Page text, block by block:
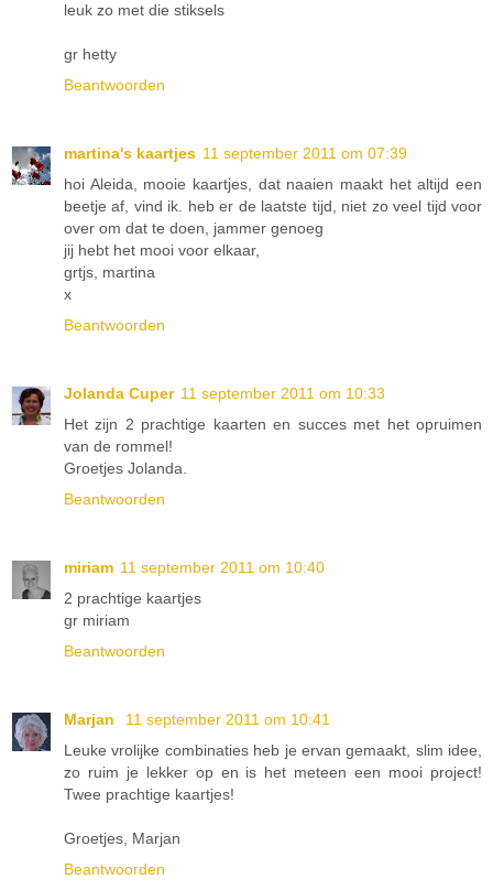
leuk zo met die stiksels
gr hetty
Beantwoorden
martina's kaartjes 11 september 2011 om 07:39
hoi Aleida, mooie kaartjes, dat naaien maakt het altijd een
beetje af, vind ik. heb er de laatste tijd, niet zo veel tijd voor
over om dat te doen, jammer genoeg
jij hebt het mooi voor elkaar,
grtjs, martina
x
Beantwoorden
Jolanda Cuper 11 september 2011 om 10:33
Het zijn 2 prachtige kaarten en succes met het opruimen
van de rommel!
Groetjes Jolanda.
Beantwoorden
miriam 11 september 2011 om 10:40
2 prachtige kaartjes
gr miriam
Beantwoorden
Marjan
11 september 2011 om 10:41
Leuke vrolijke combinaties heb je ervan gemaakt, slim idee,
zo ruim je lekker op en is het meteen een mooi project!
Twee prachtige kaartjes!
Groetjes, Marjan
Beantwoorden